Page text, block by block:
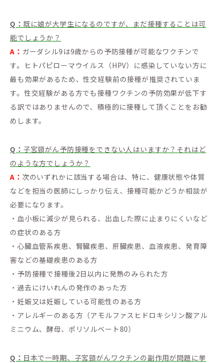
Q： 既に娘が大学生になるのですが、まだ接種することは可
能でしょうか？
A： ガーダシル9は9歳からの予防接種が可能なワクチンで
す。ヒトパピローマウイルス（HPV）に感染していない方に
最も効果があるため、性交経験前の接種が推奨されていま
す。性交経験がある方でも接種ワクチンの予防効果が低下す
る訳ではありませんので、積極的に接種して頂くことをお勧
めします。
Q： 子宮頸がん予防接種をできない人はいますか？それはど
のような方でしょうか？
A： 次のいずれかに該当する場合は、特に、健康状態や体質
などを担当の医師にしっかり伝え、接種可能かどうか相談が
必要になります。
・血小板に減少が見られる、出血した際に止まりにくいなど
の症状のある方
・心臓血管系疾患、腎臓疾患、肝臓疾患、血液疾患、発育障
害などの基礎疾患のある方
・予防接種で接種後2日以内に発熱のみられた方
・過去にけいれんの発作のあった方
・妊娠又は妊娠している可能性のある方
・アレルギーのある方（アモルファスヒドロキシリン酸アル
ミニウム、酵母、ポリソルベート80）
Q： 日本で一時期、子宮頸がんワクチンの副作用が問題に挙